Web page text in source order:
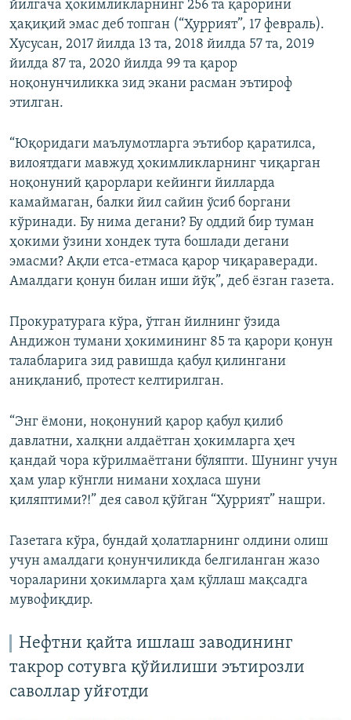
йилгача ҳокимликларнинг 256 та қарорини
ҳақиқий эмас деб топган (“Ҳуррият”, 17 февраль).
Хусусан, 2017 йилда 13 та, 2018 йилда 57 та, 2019
йилда 87 та, 2020 йилда 99 та қарор
ноқонунчиликка зид экани расман эътироф
этилган.
“Юқоридаги маълумотларга эътибор қаратилса,
вилоятдаги мавжуд ҳокимликларнинг чиқарган
ноқонуний қарорлари кейинги йилларда
камаймаган, балки йил сайин ўсиб боргани
кўринади. Бу нима дегани? Бу оддий бир туман
ҳокими ўзини хондек тута бошлади дегани
эмасми? Ақли етса-етмаса қарор чиқараверади.
Амалдаги қонун билан иши йўқ”, деб ёзган газета.
Прокуратурага кўра, ўтган йилнинг ўзида
Андижон тумани ҳокимининг 85 та қарори қонун
талабларига зид равишда қабул қилингани
аниқланиб, протест келтирилган.
“Энг ёмони, ноқонуний қарор қабул қилиб
давлатни, халқни алдаётган ҳокимларга ҳеч
қандай чора кўрилмаётгани бўляпти. Шунинг учун
ҳам улар кўнгли нимани хоҳласа шуни
қиляптими?!” дея савол қўйган “Ҳуррият” нашри.
Газетага кўра, бундай ҳолатларнинг олдини олиш
учун амалдаги қонунчиликда белгиланган жазо
чораларини ҳокимларга ҳам қўллаш мақсадга
мувофиқдир.
Нефтни қайта ишлаш заводининг
такрор сотувга қўйилиши эътирозли
саволлар уйғотди